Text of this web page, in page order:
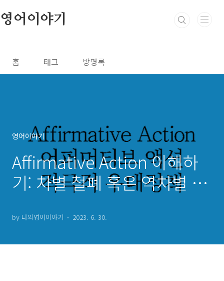
영어이야기
홈 태그 방명록
영어이야기
Affirmative Action 이해하
기: 차별 철폐 혹은 역차별 논
by 나의영어이야기 2023. 6. 30.